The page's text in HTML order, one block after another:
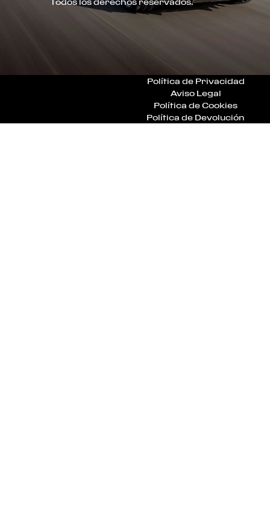
Todos los derechos reservados.
Política de Privacidad
Aviso Legal
Política de Cookies
Política de Devolución